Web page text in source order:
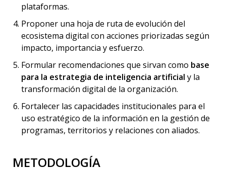
plataformas.
Proponer una hoja de ruta de evolución del
ecosistema digital con acciones priorizadas según
impacto, importancia y esfuerzo.
Formular recomendaciones que sirvan como base
para la estrategia de inteligencia artificial y la
transformación digital de la organización.
Fortalecer las capacidades institucionales para el
uso estratégico de la información en la gestión de
programas, territorios y relaciones con aliados.
METODOLOGÍA